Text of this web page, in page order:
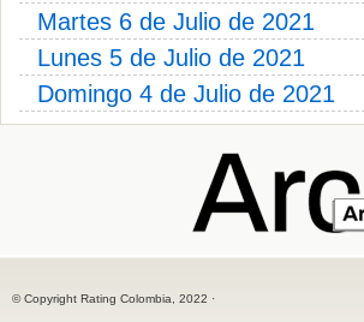
Martes 6 de Julio de 2021
Lunes 5 de Julio de 2021
Domingo 4 de Julio de 2021
© Copyright Rating Colombia, 2022 ·